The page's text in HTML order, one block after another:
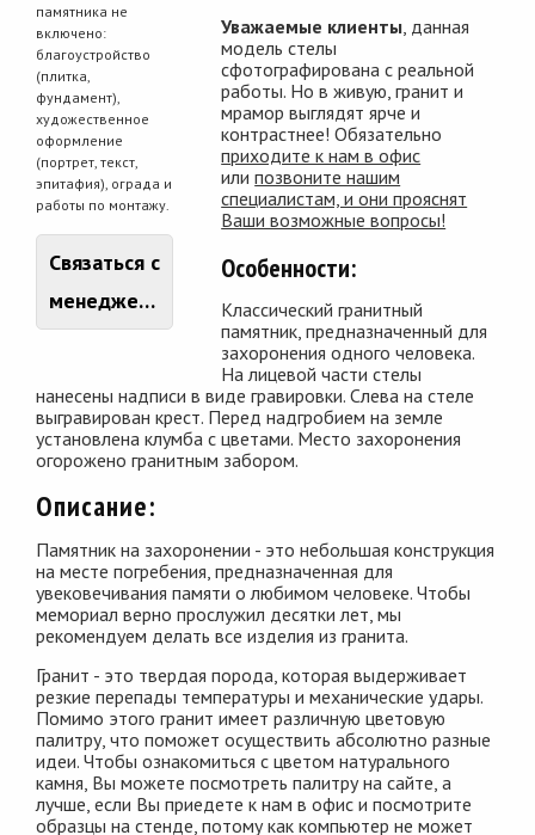
памятника не
включено:
благоустройство
(плитка,
фундамент),
художественное
оформление
(портрет, текст,
эпитафия), ограда и
работы по монтажу.
Связаться с
менеджером
Уважаемые клиенты , данная
модель стелы
сфотографирована с реальной
работы. Но в живую, гранит и
мрамор выглядят ярче и
контрастнее! Обязательно
приходите к нам в офис
илипозвоните нашим
специалистам, и они прояснят
Ваши возможные вопросы!
Особенности:
Классический гранитный
памятник, предназначенный для
захоронения одного человека.
На лицевой части стелы
нанесены надписи в виде гравировки. Слева на стеле
выгравирован крест. Перед надгробием на земле
установлена клумба с цветами. Место захоронения
огорожено гранитным забором.
Описание:
Памятник на захоронении - это небольшая конструкция
на месте погребения, предназначенная для
увековечивания памяти о любимом человеке. Чтобы
мемориал верно прослужил десятки лет, мы
рекомендуем делать все изделия из гранита.
Гранит - это твердая порода, которая выдерживает
резкие перепады температуры и механические удары.
Помимо этого гранит имеет различную цветовую
палитру, что поможет осуществить абсолютно разные
идеи. Чтобы ознакомиться с цветом натурального
камня, Вы можете посмотреть палитру на сайте, а
лучше, если Вы приедете к нам в офис и посмотрите
образцы на стенде, потому как компьютер не может